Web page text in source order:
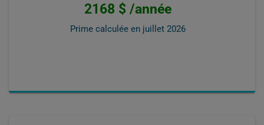
2168 $ /année
Prime calculée en juillet 2026